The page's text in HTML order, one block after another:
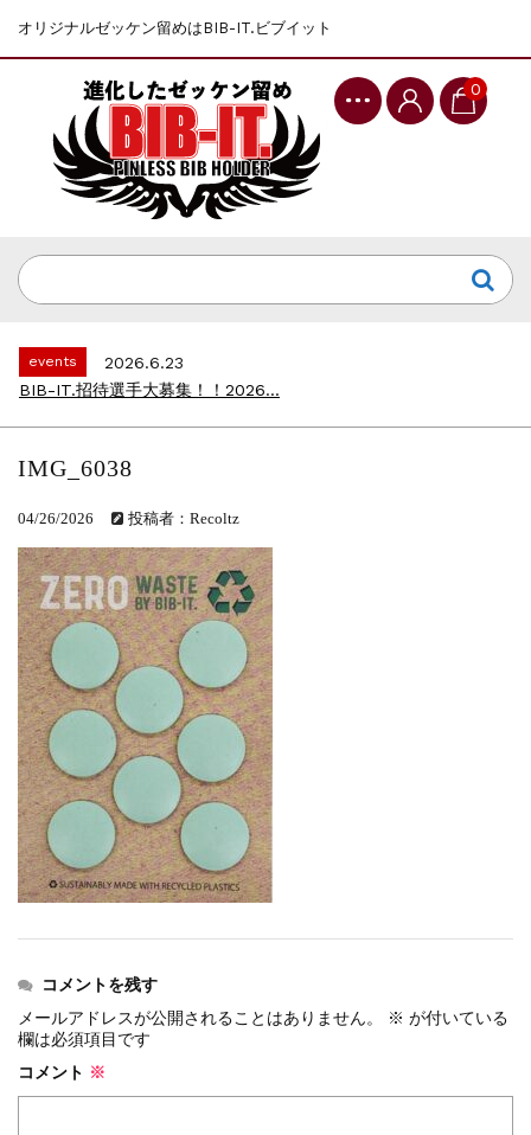
オリジナルゼッケン留めはBIB-IT.ビブイット
0
第46回 丹波篠山ABCマラソン...
events
2026.7.8
events
2026.6.23
BIB-IT.招待選手大募集！！2026...
events
2026.2.2
第46回 丹波篠山ABCマラソン...
events
2026.7.8
上尾シティハーフマラソン2026 記念T...
events
2026.6.23
BIB-IT.招待選手大募集！！2026...
events
2026.3.26
BIB-IT.のZERO WASTE...
events
2026.2.2
仙台国際ハーフマラソン2026 大会オリ...
events
2025.10.1
第46回 丹波篠山ABCマラソン...
IMG_6038
04/26/2026 投稿者：Recoltz
コメントを残す
メールアドレスが公開されることはありません。
※ が付いている
欄は必須項目です
コメント ※